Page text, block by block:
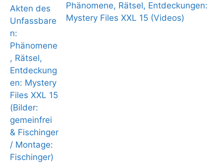
Phänomene, Rätsel, Entdeckungen:
Mystery Files XXL 15 (Videos)